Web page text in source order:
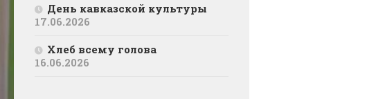
День кавказской культуры
17.06.2026
Хлеб всему голова
16.06.2026